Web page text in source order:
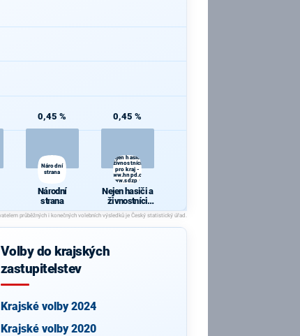
0,45 %
Národní
strana
Národní
strana
0,45 %
Nejen hasiči a
živnostníci
pro kraj -
www.hnpd.cz,
www.sdzp.cz
Nejen hasiči a
živnostníci
pro kraj -
www.hnpd.cz,
www.sdzp.cz
Volby do krajských
zastupitelstev
Krajské volby 2024
Krajské volby 2020